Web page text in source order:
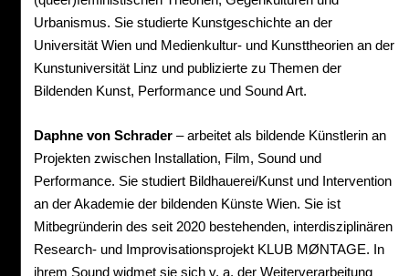
Urbanismus. Sie studierte Kunstgeschichte an der
Universität Wien und Medienkultur- und Kunsttheorien an der
Kunstuniversität Linz und publizierte zu Themen der
Bildenden Kunst, Performance und Sound Art.
Daphne von Schrader – arbeitet als bildende Künstlerin an
Projekten zwischen Installation, Film, Sound und
Performance. Sie studiert Bildhauerei/Kunst und Intervention
an der Akademie der bildenden Künste Wien. Sie ist
Mitbegründerin des seit 2020 bestehenden, interdisziplinären
Research- und Improvisationsprojekt KLUB MØNTAGE. In
ihrem Sound widmet sie sich v. a. der Weiterverarbeitung